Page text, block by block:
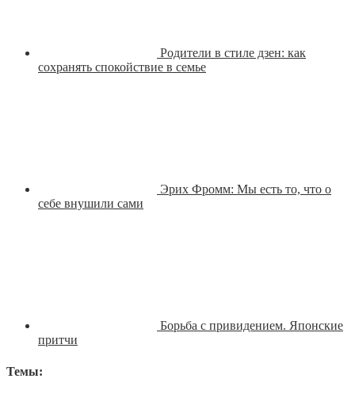
Родители в стиле дзен: как
сохранять спокойствие в семье
Эрих Фромм: Мы есть то, что о
себе внушили сами
Борьба с привидением. Японские
притчи
Темы: